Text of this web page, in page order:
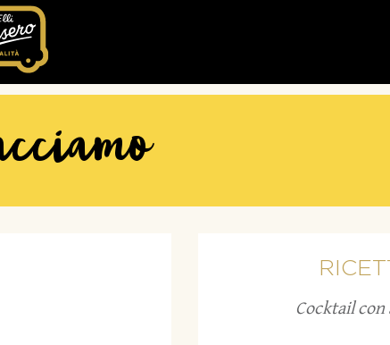
Cocktail con